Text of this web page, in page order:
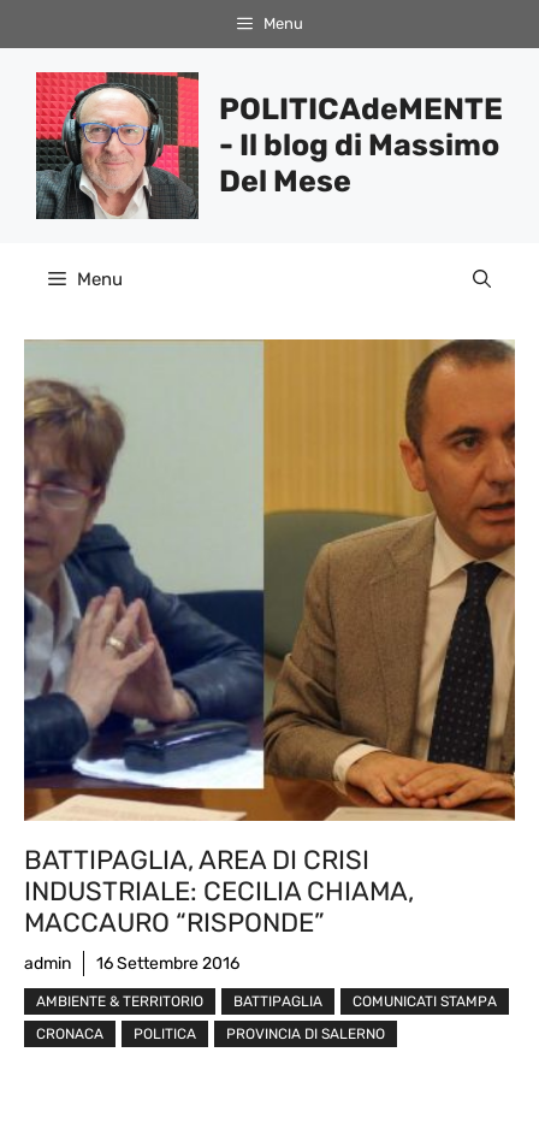
al
contenuto
Menu
POLITICAdeMENTE
- Il blog di Massimo
Del Mese
Menu
BATTIPAGLIA, AREA DI CRISI
INDUSTRIALE: CECILIA CHIAMA,
MACCAURO “RISPONDE”
admin 16 Settembre 2016
AMBIENTE & TERRITORIO BATTIPAGLIA
COMUNICATI STAMPA
CRONACA
POLITICA PROVINCIA DI SALERNO